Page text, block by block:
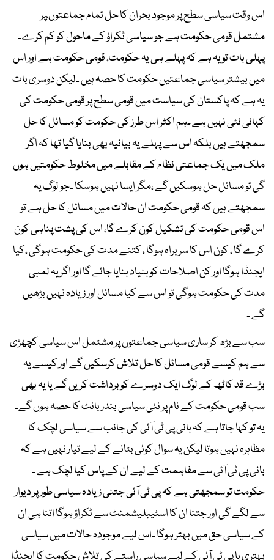
اس وقت سیاسی سطح پر موجود بحران کا حل تمام جماعتوںپر
مشتمل قومی حکومت ہے جو سیاسی ٹکراؤ کے ماحول کو کم کرے۔
پہلی بات تو یہ ہے کہ پہلے ہی یہ حکومت، قومی حکومت ہے اور اس
میں بیشتر سیاسی جماعتیں حکومت کا حصہ ہیں ۔لیکن دوسری بات
یہ ہے کہ پاکستان کی سیاست میں قومی سطح پر قومی حکومت کی
کہانی نئی نہیں ہے ۔ہم اکثر اس طرز کی حکومت کو مسائل کا حل
سمجھتے ہیں بلکہ اس سے پہلے یہ بیانیہ بھی بنایا گیا تھا کہ اگر
ملک میں یک جماعتی نظام کے مقابلے میں مخلوط حکومتیں ہوں
گی تو مسائل حل ہوسکیں گے ،مگر ایسا نہیں ہوسکا ۔جو لوگ یہ
سمجھتے ہیں کہ قومی حکومت ان حالات میں مسائل کا حل ہے تو
اس قومی حکومت کی تشکیل کون کرے گا، اس کی پشت پناہی کون
کرے گا ، کون اس کا سربراہ ہوگا ، کتنے مدت کی حکومت ہوگی ،کیا
ایجنڈا ہوگا اور کن اصلاحات کو بنیاد بنایا جائے گا اور اگر یہ لمبی
مدت کی حکومت ہوگی تو اس سے کیا مسائل اور زیادہ نہیں بڑھیں
گے ۔
سب سے بڑھ کر ساری سیاسی جماعتوں پر مشتمل اس سیاسی کچھڑی
سے ہم کیسے قومی مسائل کا حل تلاش کرسکیں گے اور کیسے یہ
بڑے قد کاٹھ کے لوگ ایک دوسرے کو برداشت کریں گے یا یہ بھی
سب قومی حکومت کے نام پر نئی سیاسی بندر بانٹ کا حصہ ہوں گے۔
یہ تو کہا جاتا ہے کہ بانی پی ٹی آئی کی جانب سے سیاسی لچک کا
مظاہرہ نہیں ہوتا لیکن یہ سوال کوئی بتانے کے لیے تیار نہیں ہے کہ
بانی پی ٹی آئی سے مفاہمت کے لیے ان کے پاس کیا لچک ہے ۔
حکومت تو سمجھتی ہے کہ پی ٹی آئی جتنی زیادہ سیاسی طور پر دیوار
سے لگے گی اور جتنا ان کا اسٹیبلیشمنٹ سے ٹکراؤ ہوگا اتنا ہی ان
کے سیاسی حق میں بہتر ہوگا ۔اس لیے موجودہ حالات میں سیاسی
بہتری یا پی ٹی آئی کے لیے سیاسی راستے کی تلاش حکومت کا ایجنڈا